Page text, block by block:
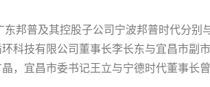
邦普及其控股子公司宁波邦普时代分别
科技有限公司董事长李长东与宜昌市副
，宜昌市委书记王立与宁德时代董事长曾